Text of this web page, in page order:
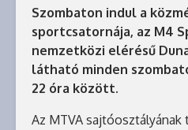
Szombaton indul a
sportcsatornája, az M4
nemzetközi elérésű
látható minden
22 óra között.
Az MTVA sajtóosztályának